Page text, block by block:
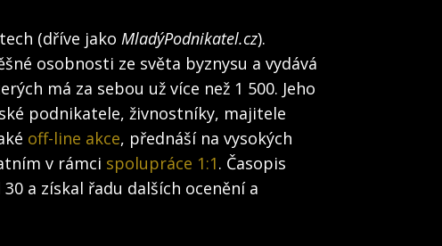
(dříve jako MladýPodnikatel.cz).
osobnosti ze světa byznysu a vydává
má za sebou už více než 1 500. Jeho
podnikatele, živnostníky, majitele
off-line akce, přednáší na vysokých
v rámci spolupráce 1:1. Časopis
a získal řadu dalších ocenění a